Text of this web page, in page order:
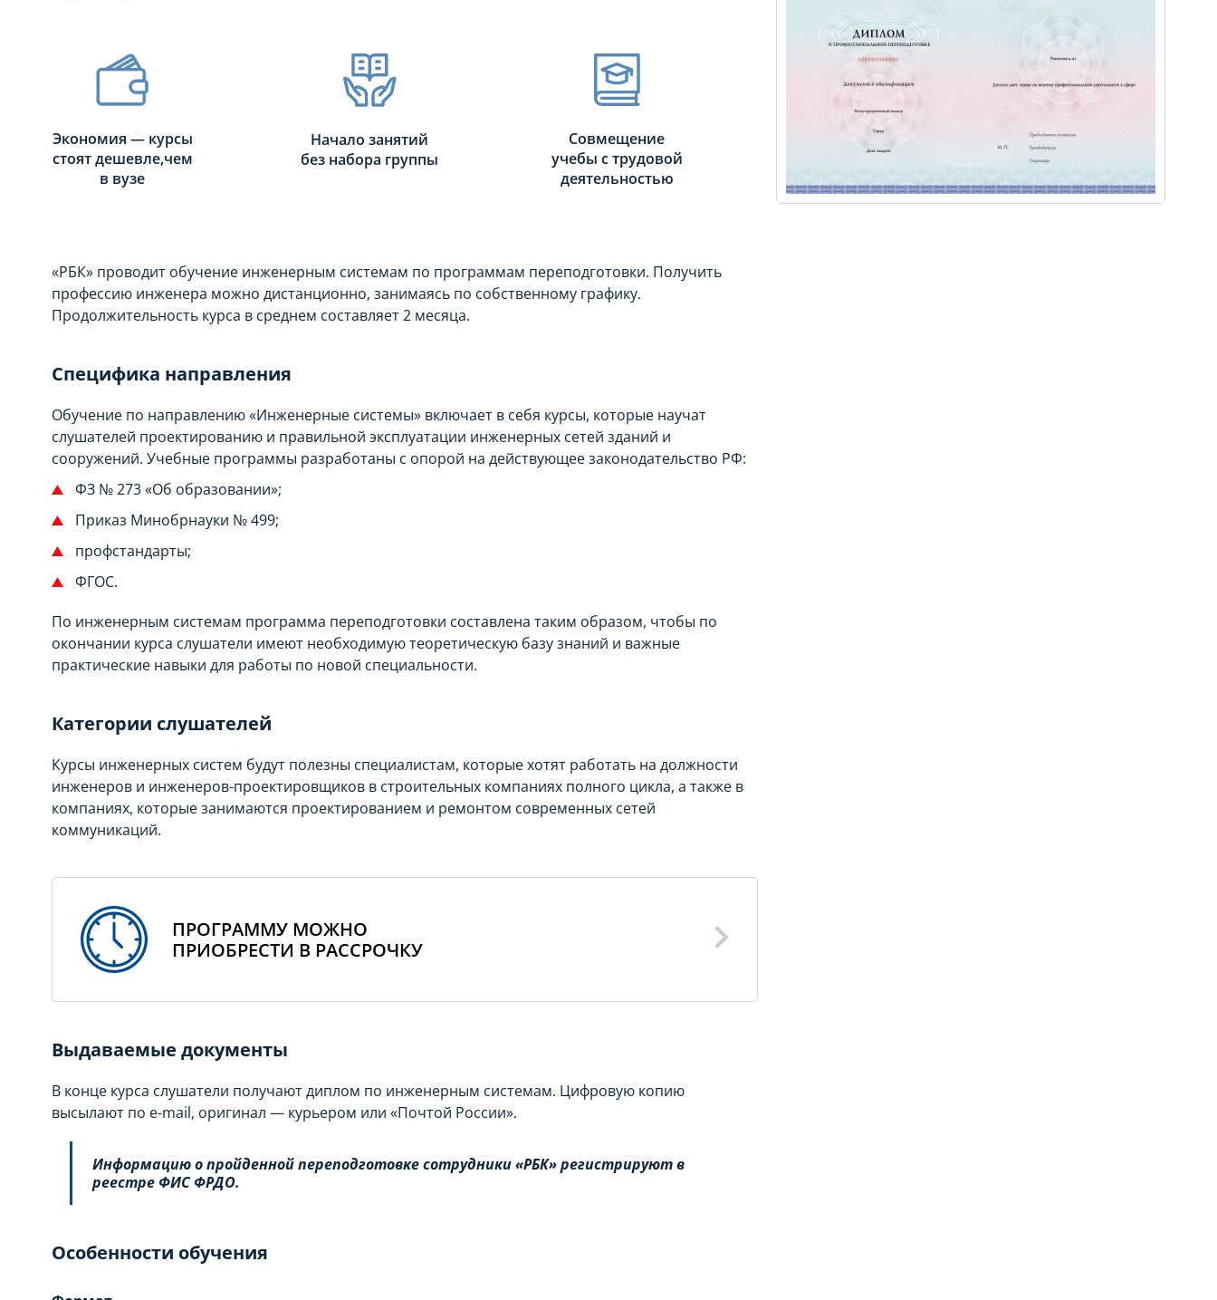
Экономия — курсы
стоят дешевле,чем
в вузе
Начало занятий
без набора группы
Совмещение
учебы с трудовой
деятельностью
«РБК» проводит обучение инженерным системам по программам переподготовки. Получить
профессию инженера можно дистанционно, занимаясь по собственному графику.
Продолжительность курса в среднем составляет 2 месяца.
Специфика направления
Обучение по направлению «Инженерные системы» включает в себя курсы, которые научат
слушателей проектированию и правильной эксплуатации инженерных сетей зданий и
сооружений. Учебные программы разработаны с опорой на действующее законодательство РФ:
ФЗ № 273 «Об образовании»;
Приказ Минобрнауки № 499;
профстандарты;
ФГОС.
По инженерным системам программа переподготовки составлена таким образом, чтобы по
окончании курса слушатели имеют необходимую теоретическую базу знаний и важные
практические навыки для работы по новой специальности.
Категории слушателей
Курсы инженерных систем будут полезны специалистам, которые хотят работать на должности
инженеров и инженеров-проектировщиков в строительных компаниях полного цикла, а также в
компаниях, которые занимаются проектированием и ремонтом современных сетей
коммуникаций.
ПРОГРАММУ МОЖНО
ПРИОБРЕСТИ В РАССРОЧКУ
Выдаваемые документы
В конце курса слушатели получают диплом по инженерным системам. Цифровую копию
высылают по e-mail, оригинал — курьером или «Почтой России».
Информацию о пройденной переподготовке сотрудники «РБК» регистрируют в
реестре ФИС ФРДО.
Особенности обучения